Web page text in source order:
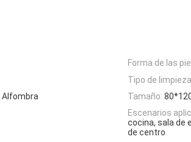
Forma de las
Tipo de
Alfombra Tamaño:
Escenarios
cocina, sala de
de centro